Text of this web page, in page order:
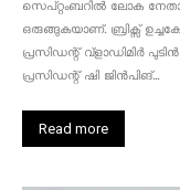
സെപ്റ്റംബറിൽ ലോക
ഒരുങ്ങുകയാണ്. ബ്രിക്സ്
പ്രസിഡന്റ് വ്‌ളാഡിമിർ
പ്രസിഡന്റ് ഷി ജിൻപിങ്...
Read more